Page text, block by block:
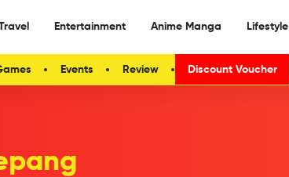
Entertainment Anime Manga Lifestyle
Events Review Discount Voucher